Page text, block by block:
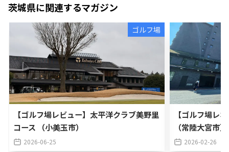
茨城県に関連するマガジン
ゴルフ場
【ゴルフ場レビュー】太平洋クラブ美野里
コース （小美玉市）
2026-06-25
【ゴルフ場レ
（常陸大宮市）
2026-02-26